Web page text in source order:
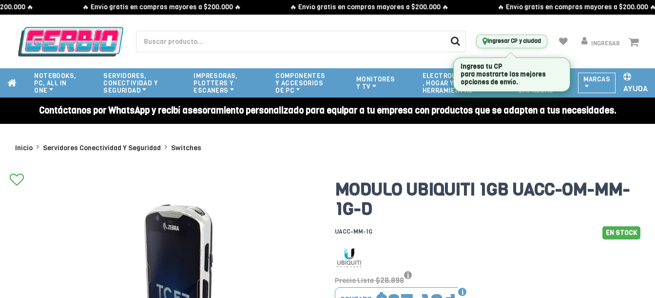
🔥 🔥 Envío gratis en compras mayores a $200.000 🔥 🔥 Envío gratis en compras mayores a $200.000 🔥 🔥 Envío gratis en compras mayores a $200.000 🔥
Ingresar CP y ciudad INGRESAR
NOTEBOOKS,
PC, ALL IN
ONE
SERVIDORES,
CONECTIVIDAD Y
SEGURIDAD
IMPRESORAS,
PLOTTERS Y
ESCANERS
COMPONENTES
Y ACCESORIOS
DE PC
MONITORES
Y TV
ELECTRODOMESTICOS
, HOGAR Y
HERRAMIENTAS
ATENCIÓN
EMPRESAS
MARCAS
AYUDA
Contáctanos por WhatsApp y recibí asesoramiento personalizado para equipar a tu empresa con productos que se adapten a tus necesidades.
Inicio Servidores Conectividad Y Seguridad Switches
MODULO UBIQUITI 1GB UACC-OM-MM-
1G-D
UACC-MM-1G EN STOCK
Precio Lista $28.898